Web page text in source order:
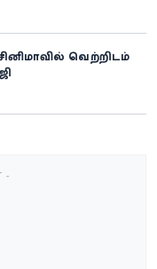
வெற்றிடம்
-